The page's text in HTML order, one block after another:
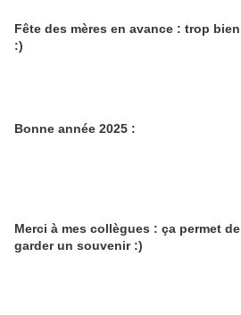
Fête des mères en avance : trop bien
:)
Bonne année 2025 :
Merci à mes collègues : ça permet de
garder un souvenir :)